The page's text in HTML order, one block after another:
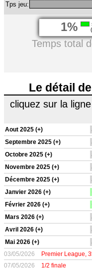
Tps jeu:
1%
Temps total
Le détail
cliquez sur la
Aout 2025 (+)
Septembre 2025 (+)
Octobre 2025 (+)
Novembre 2025 (+)
Décembre 2025 (+)
Janvier 2026 (+)
Février 2026 (+)
Mars 2026 (+)
Avril 2026 (+)
Mai 2026 (+)
03/05/2026 Premier League,
07/05/2026
1/2 finale